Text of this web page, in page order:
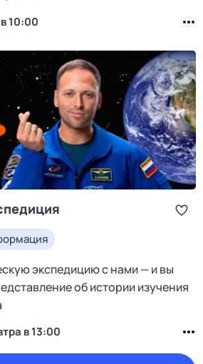
в 10:00
экспедицию с нами — и вы
об истории изучения
в 13:00